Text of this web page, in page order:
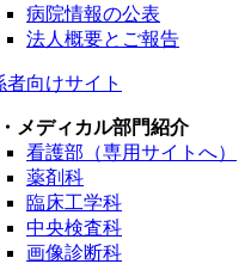
病院情報の公表
法人概要とご報告
者向けサイト
メディカル部門紹介
看護部（専用サイトへ）
薬剤科
臨床工学科
中央検査科
画像診断科